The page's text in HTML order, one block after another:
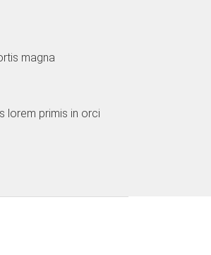
magna
lorem primis in orci